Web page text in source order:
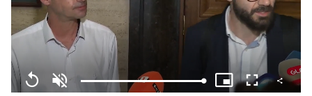
Replay Unmute Loaded:
100.00%
Picture- Fullscreen Share